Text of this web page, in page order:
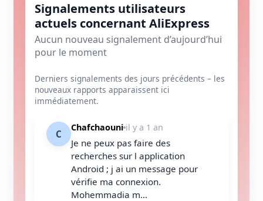
Signalements utilisateurs
actuels concernant AliExpress
Aucun nouveau signalement d’aujourd’hui
pour le moment
Derniers signalements des jours précédents – les
nouveaux rapports apparaissent ici
immédiatement.
C
Chafchaouni il y a 1 an
Je ne peux pas faire des
recherches sur l application
Android ; j ai un message pour
vérifie ma connexion.
Mohemmadia m...